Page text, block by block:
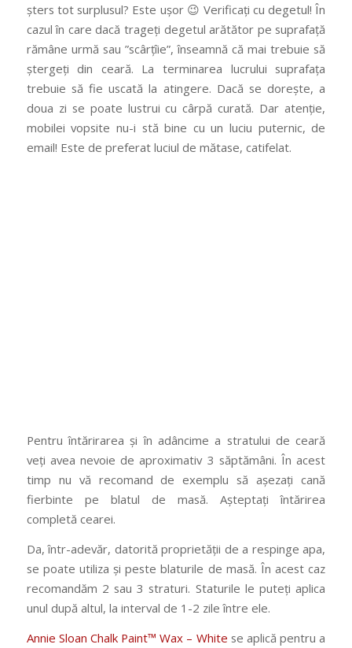
șters tot surplusul? Este ușor 😉 Verificați cu degetul! În
cazul în care dacă trageți degetul arătător pe suprafață
rămâne urmă sau ”scârțîie”, înseamnă că mai trebuie să
ștergeți din ceară. La terminarea lucrului suprafața
trebuie să fie uscată la atingere. Dacă se dorește, a
doua zi se poate lustrui cu cârpă curată. Dar atenție,
mobilei vopsite nu-i stă bine cu un luciu puternic, de
email! Este de preferat luciul de mătase, catifelat.
Pentru întărirarea și în adâncime a stratului de ceară
veți avea nevoie de aproximativ 3 săptămâni. În acest
timp nu vă recomand de exemplu să așezați cană
fierbinte pe blatul de masă. Așteptați întărirea
completă cearei.
Da, într-adevăr, datorită proprietății de a respinge apa,
se poate utiliza și peste blaturile de masă. În acest caz
recomandăm 2 sau 3 straturi. Staturile le puteți aplica
unul după altul, la interval de 1-2 zile între ele.
Annie Sloan Chalk Paint™ Wax – White se aplică pentru a